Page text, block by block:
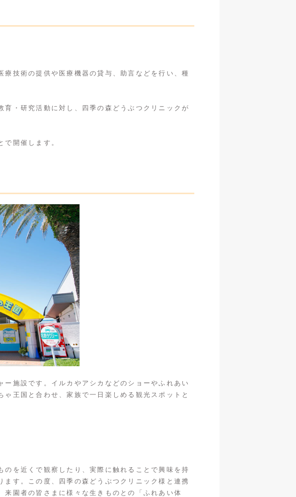
技術の提供や医療機器の貸与、助言などを行い、種
・研究活動に対し、四季の森どうぶつクリニックが
開催します。
施設です。イルカやアシカなどのショーやふれあい
王国と合わせ、家族で一日楽しめる観光スポットと
を近くで観察したり、実際に触れることで興味を持
す。この度、四季の森どうぶつクリニック様と連携
園者の皆さまに様々な生きものとの「ふれあい体